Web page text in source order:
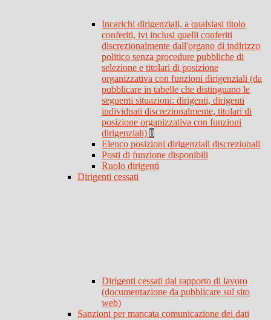
Incarichi dirigenziali, a qualsiasi titolo
conferiti, ivi inclusi quelli conferiti
discrezionalmente dall'organo di indirizzo
politico senza procedure pubbliche di
selezione e titolari di posizione
organizzativa con funzioni dirigenziali (da
pubblicare in tabelle che distinguano le
seguenti situazioni: dirigenti, dirigenti
individuati discrezionalmente, titolari di
posizione organizzativa con funzioni
dirigenziali) 8
Elenco posizioni dirigenziali discrezionali
Posti di funzione disponibili
Ruolo dirigenti
Dirigenti cessati
Dirigenti cessati dal rapporto di lavoro
(documentazione da pubblicare sul sito
web)
Sanzioni per mancata comunicazione dei dati